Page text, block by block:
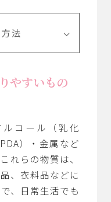
法
やすいもの
コール（乳化
）・金属など
れらの物質は、
、衣料品などに
、日常生活でも